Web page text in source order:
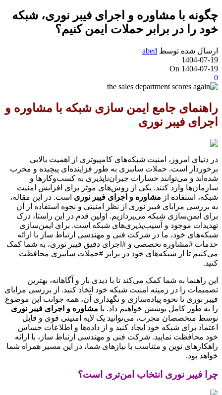
چگونه با مشاوره و اجرای فیبر نوری، شبکه
خود را در برابر حملات ایمن کنیم؟
ارسال شده توسط abed
1404-07-19
On 1404-07-19
0
راهنمای جامع ایمن سازی شبکه با مشاوره و
اجرای فیبر نوری
در دنیای امروز، امنیت شبکه‌های کامپیوتری از اهمیت بالایی
برخوردار است. حملات سایبری به طور فزاینده‌ای پیچیده و مخرب
شده‌اند و می‌توانند خسارات جبران‌ناپذیری به کسب‌وکارها و
سازمان‌ها وارد کنند. یکی از روش‌های موثر برای افزایش امنیت
شبکه، استفاده از مشاوره و اجرای فیبر نوری است. در این مقاله،
به بررسی مزایای فیبر نوری از نظر امنیتی و نحوه استفاده از آن
برای ایمن‌سازی شبکه می‌پردازیم. اولین قدم در این راستا، درک
تهدیدات موجود و آسیب‌پذیری‌های شبکه است. برای ایمن‌سازی
شبکه‌های خود، ما در شرکت فنی و مهندسی ارتباط ساز با ارائه
خدمات #مشاوره تخصصی و #اجرای دقیق فیبر نوری، به شما کمک
می‌کنیم تا از شبکه‌های خود در برابر #حملات سایبری محافظت
کنید.
این راهنما به شما کمک می‌کند تا با دیدی باز و آگاهانه، بهترین
تصمیمات را در زمینه امنیت شبکه خود اتخاذ کنید. از بررسی مزایای
فیبر نوری تا نحوه پیاده‌سازی و نگهداری آن، همه جوانب این موضوع
را به طور کامل پوشش خواهیم داد. با مشاوره و اجرای فیبر نوری
توسط متخصصان مجرب، می‌توانید یک لایه امنیتی قوی و قابل
اعتماد برای شبکه خود ایجاد کنید و از داده‌ها و اطلاعات حساس
خود محافظت نمایید. شرکت فنی و مهندسی ارتباط ساز، با ارائه
راهکارهای نوین و متناسب با نیازهای شما، در این مسیر همراه شما
خواهد بود.
چرا فیبر نوری انتخاب امن‌تری است؟